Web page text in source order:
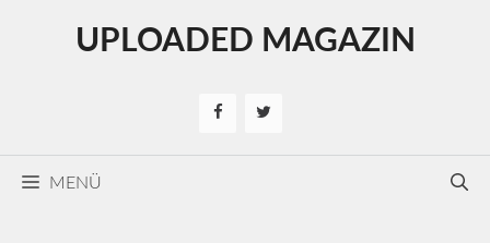
UPLOADED MAGAZIN
MENÜ